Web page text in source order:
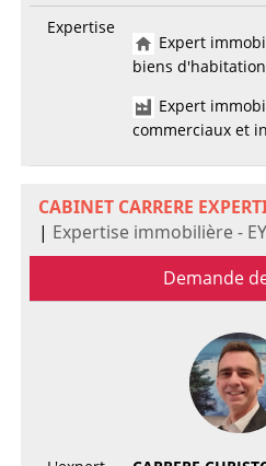
Expertise
Expert
biens
Expert
commerciaux et
CABINET CARRERE
| Expertise immobilière -
Demande